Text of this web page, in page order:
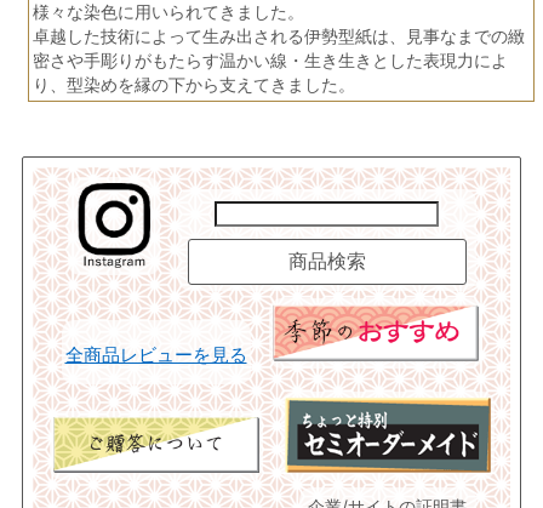
様々な染色に用いられてきました。
卓越した技術によって生み出される伊勢型紙は、見事なまでの緻
密さや手彫りがもたらす温かい線・生き生きとした表現力によ
り、型染めを縁の下から支えてきました。
全商品レビューを見る